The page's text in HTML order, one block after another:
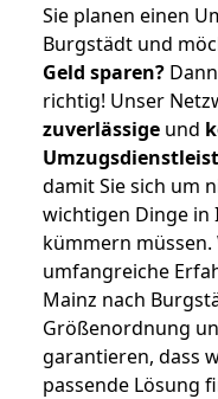
Sie planen einen
Burgstädt und
Geld sparen?
richtig! Unser
zuverlässige und
damit Sie sich um
wichtigen Dinge in
kümmern
umfangreiche
Mainz nach
Größenordnung
garantieren, dass
passende Lösung